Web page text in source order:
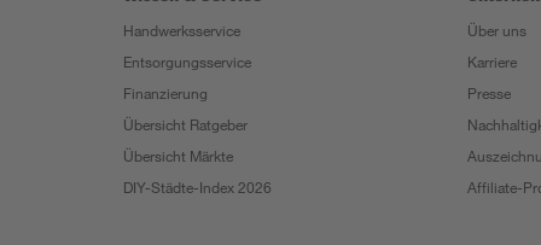
Handwerksservice
Entsorgungsservice
Finanzierung
Übersicht Ratgeber
Übersicht Märkte
DIY-Städte-Index 2026
Über uns
Karriere
Presse
Affiliate-